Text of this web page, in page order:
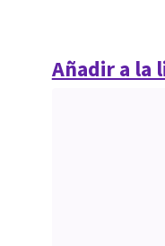
Añadir a la